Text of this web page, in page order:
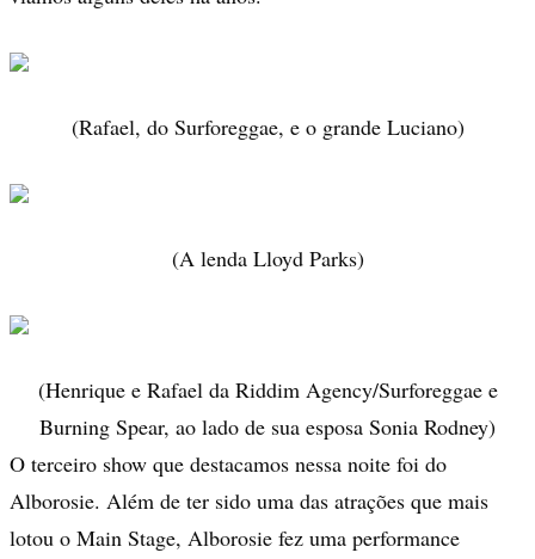
(Rafael, do Surforeggae, e o grande Luciano)
(A lenda Lloyd Parks)
(Henrique e Rafael da Riddim Agency/Surforeggae e
Burning Spear, ao lado de sua esposa Sonia Rodney)
O terceiro show que destacamos nessa noite foi do
Alborosie. Além de ter sido uma das atrações que mais
lotou o Main Stage, Alborosie fez uma performance